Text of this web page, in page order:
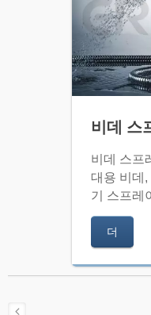
비데 스
비데 스프
대용 비데,
기 스프레
더